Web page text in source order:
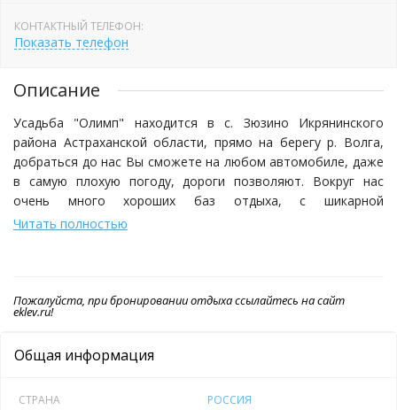
КОНТАКТНЫЙ ТЕЛЕФОН:
Показать телефон
Описание
Усадьба "Олимп" находится в с. Зюзино Икрянинского
района Астраханской области, прямо на берегу р. Волга,
добраться до нас Вы сможете на любом автомобиле, даже
в самую плохую погоду, дороги позволяют. Вокруг нас
очень много хороших баз отдыха, с шикарной
инфраструктурой, но у нас Вы получите самые низкие цены
удобствами. Во дворе уютные беседки для отдыха на
насладиться блюдами из своей добычи, а так же
Читать полностью
Пожалуйста, при бронировании отдыха ссылайтесь на сайт
eklev.ru!
Общая информация
СТРАНА РОССИЯ